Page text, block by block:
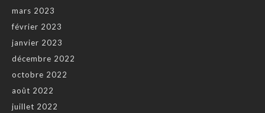
mars 2023
février 2023
janvier 2023
décembre 2022
octobre 2022
août 2022
juillet 2022